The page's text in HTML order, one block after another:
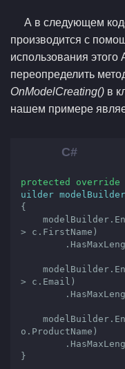
А в следующем
производится с
использования
переопределить
OnModelCreating() в
нашем примере
protected override
uilder modelBuilder
{
> c.FirstName)
> c.Email)
o.ProductName)
}